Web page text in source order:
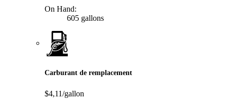
On Hand:
605 gallons
Carburant de remplacement
$4,11/gallon